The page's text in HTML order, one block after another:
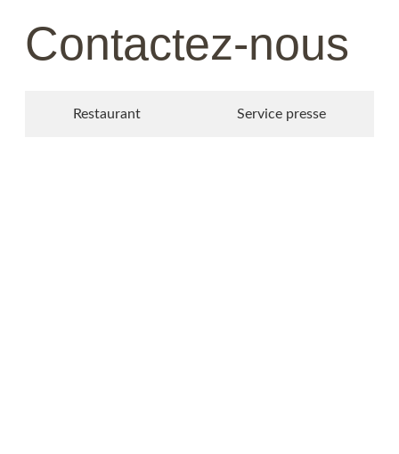
Contactez-nous
Restaurant Service presse